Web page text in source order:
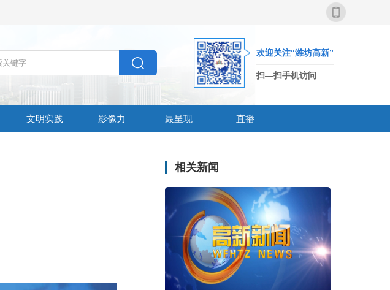
欢迎关注“潍坊高新”
扫—扫手机访问
文明实践 影像力 最呈现 直播
相关新闻